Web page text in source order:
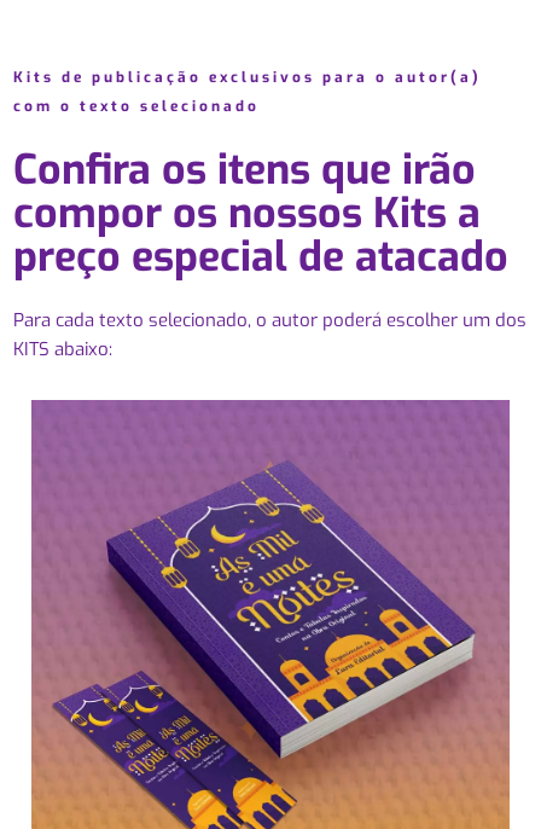
Kits de publicação exclusivos para o autor(a)
com o texto selecionado
Confira os itens que irão
compor os nossos Kits a
preço especial de atacado
Para cada texto selecionado, o autor poderá escolher um dos
KITS abaixo: